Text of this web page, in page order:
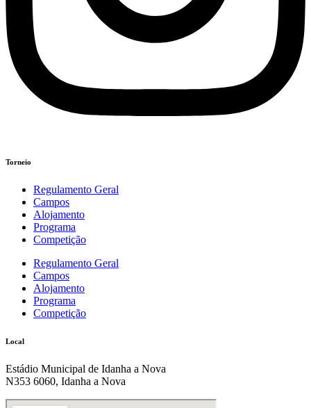
Torneio
Regulamento Geral
Campos
Alojamento
Programa
Competição
Regulamento Geral
Campos
Alojamento
Programa
Competição
Local
Estádio Municipal de Idanha a Nova
N353 6060, Idanha a Nova